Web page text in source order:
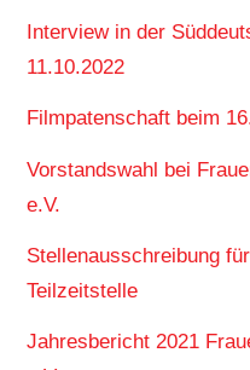
Interview in der
11.10.2022
Filmpatenschaft beim
Vorstandswahl bei
e.V.
Stellenausschreibung
Teilzeitstelle
Jahresbericht 2021